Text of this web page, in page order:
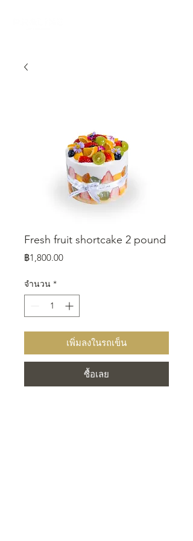
Fresh fruit shortcake 2 pound
฿1,800.00ราคา
จำนวน *
เพิ่มลงในรถเข็น
ซื้อเลย